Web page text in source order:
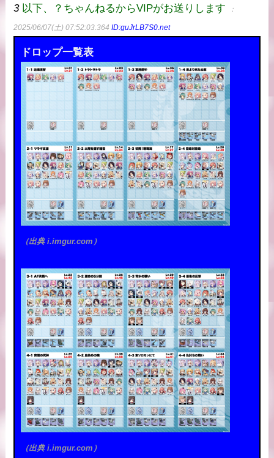
3 以下、？ちゃんねるからVIPがお送りします ：
2025/06/07(土) 07:52:03.364ID:guJrLB7S0.net
ドロップ一覧表
（出典 i.imgur.com）
（出典 i.imgur.com）